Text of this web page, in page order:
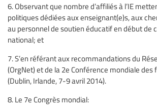
6. Observant que nombre d’affiliés à l’IE
politiques dédiées aux enseignant(e)s, aux
au personnel de soutien éducatif en début de
national; et
7. S’en référant aux recommandations du
(OrgNet) et de la 2e Conférence mondiale des
(Dublin, Irlande, 7-9 avril 2014).
8. Le 7e Congrès mondial: